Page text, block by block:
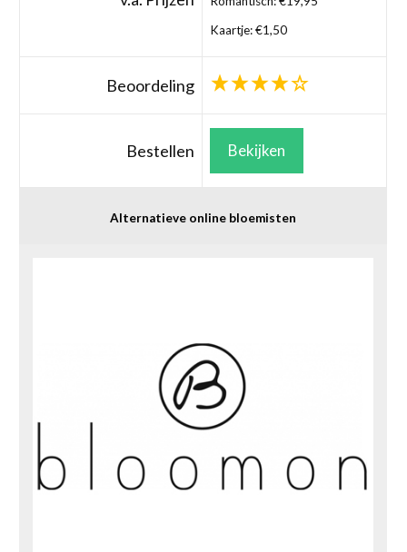
Kaartje: €1,50
Beoordeling
Bestellen Bekijken
Alternatieve online bloemisten